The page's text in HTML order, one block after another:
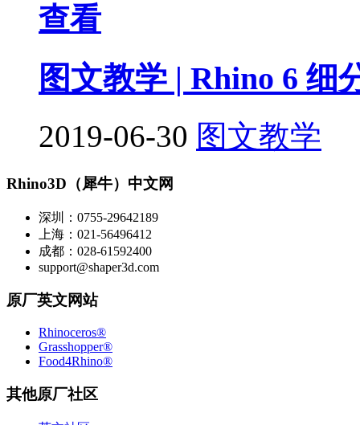
查看
图文教学 | Rhino 6
2019-06-30 图文教学
Rhino3D（犀牛）中文网
深圳：0755-29642189
上海：021-56496412
成都：028-61592400
support@shaper3d.com
原厂英文网站
Rhinoceros®
Grasshopper®
Food4Rhino®
其他原厂社区